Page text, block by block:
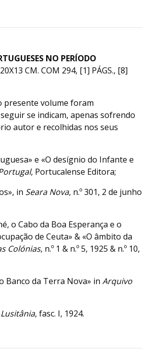
NO PERÍODO
CM. COM 294, [1] PÁGS., [8]
presente volume foram
se indicam, apenas sofrendo
autor e recolhidas nos seus
e «O desígnio do Infante e
, Portucalense Editora;
in Seara Nova, n.º 301, 2 de junho
o Cabo da Boa Esperança e o
de Ceuta» & «O âmbito da
Colónias, n.º 1 & n.º 5, 1925 & n.º 10,
Banco da Terra Nova» in Arquivo
Lusitânia, fasc. I, 1924.